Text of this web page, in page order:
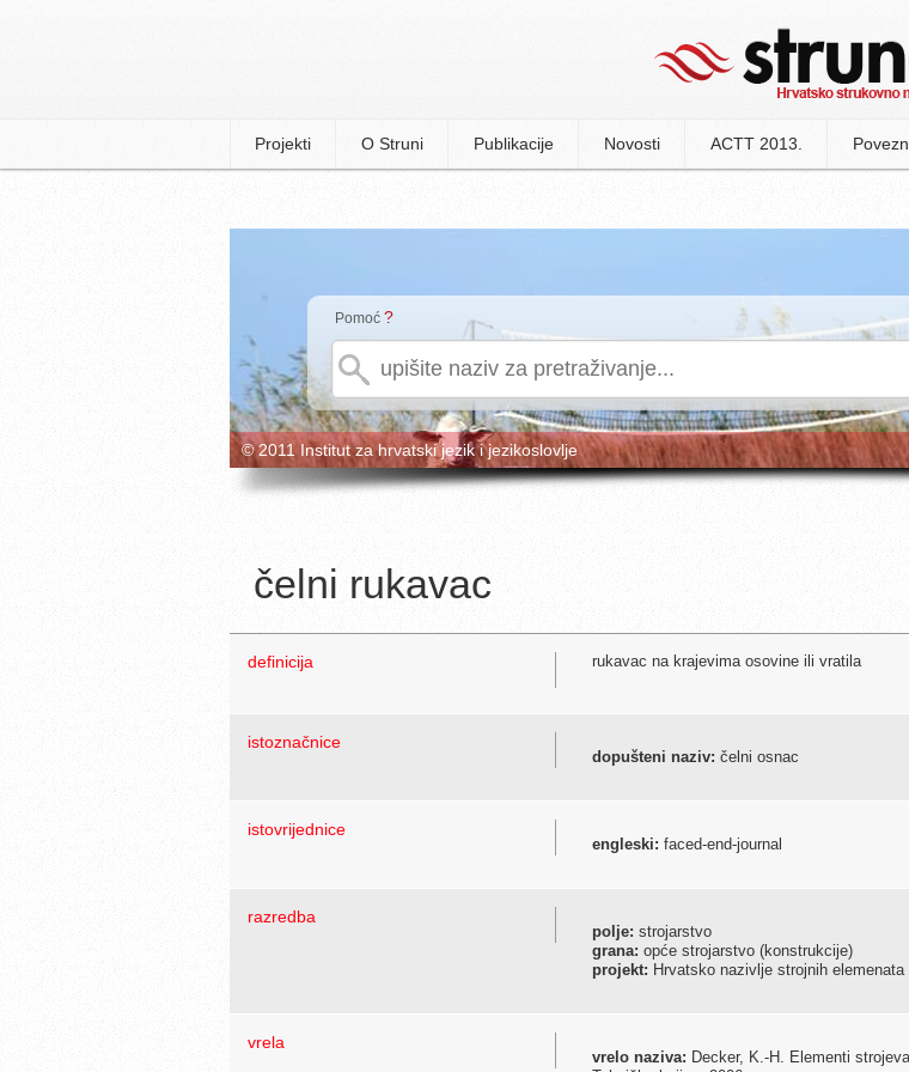
Projekti O Struni Publikacije Novosti ACTT 2013.
Pomoć ?
© 2011 Institut za hrvatski jezik i jezikoslovlje
čelni rukavac
definicija rukavac na krajevima osovine ili vratila
istoznačnice
dopušteni naziv: čelni osnac
istovrijednice
engleski: faced-end-journal
razredba
polje: strojarstvo
grana: opće strojarstvo (konstrukcije)
projekt: Hrvatsko nazivlje strojnih elemenata
vrela
vrelo naziva: Decker, K.-H. Elementi